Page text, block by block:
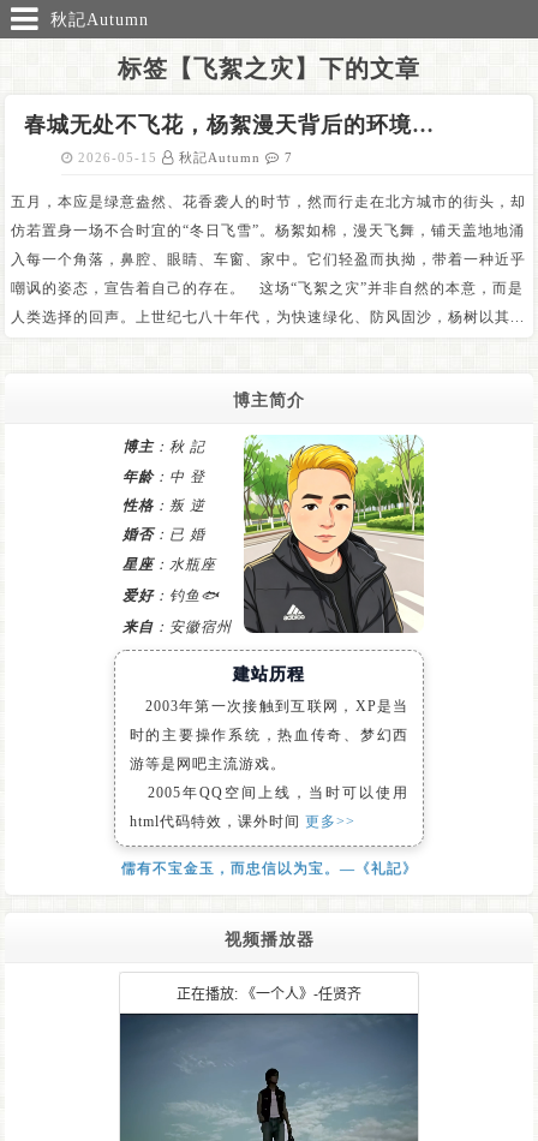
秋記Autumn
标签【飞絮之灾】下的文章
春城无处不飞花，杨絮漫天背后的环境代价与生存思考
2026-05-15 秋記Autumn 7
五月，本应是绿意盎然、花香袭人的时节，然而行走在北方城市的街头，却
仿若置身一场不合时宜的“冬日飞雪”。杨絮如棉，漫天飞舞，铺天盖地地涌
入每一个角落，鼻腔、眼睛、车窗、家中。它们轻盈而执拗，带着一种近乎
嘲讽的姿态，宣告着自己的存在。 这场“飞絮之灾”并非自然的本意，而是
人类选择的回声。上世纪七八十年代，为快速绿化、防风固沙，杨树以其...
博主简介
博主：秋 記
年龄：中 登
性格 ：叛 逆
婚否：已 婚
星座：水瓶座
爱好：钓鱼🐟
来自 ：安徽宿州
建站历程
2003年第一次接触到互联网，XP是当
时的主要操作系统，热血传奇、梦幻西
游等是网吧主流游戏。
2005年QQ空间上线，当时可以使用
html代码特效，课外时间 更多>>
儒有不宝金玉，而忠信以为宝。—《礼記》
视频播放器